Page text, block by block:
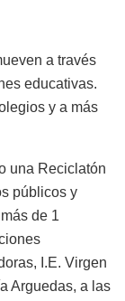
a través
educativas.
y a más
una Reciclatón
públicos y
de 1
I.E. Virgen
Arguedas, a las